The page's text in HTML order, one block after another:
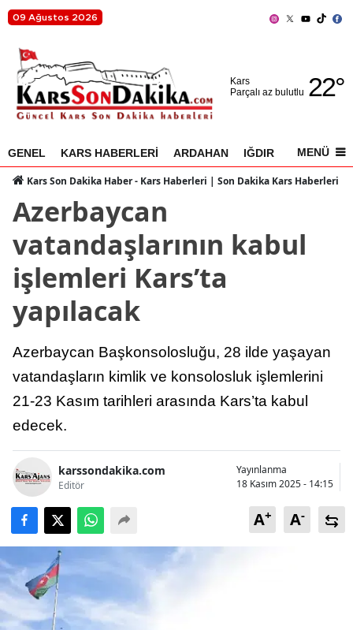
09 Ağustos 2026
Kars
Parçalı az bulutlu 22°
Adıyaman
Ağrı
Amasya
Antalya
Bilecik
Bingöl
Bolu
Bursa
GENEL KARS HABERLERİ ARDAHAN IĞDIR AKYAKA
MENÜ
Kars Son Dakika Haber - Kars Haberleri | Son Dakika Kars Haberleri
Azerbaycan
vatandaşlarının kabul
işlemleri Kars’ta
yapılacak
Azerbaycan Başkonsolosluğu, 28 ilde yaşayan
vatandaşların kimlik ve konsolosluk işlemlerini
21-23 Kasım tarihleri arasında Kars’ta kabul
edecek.
karssondakika.com
Editör
Yayınlanma
18 Kasım 2025 - 14:15
A+ A-